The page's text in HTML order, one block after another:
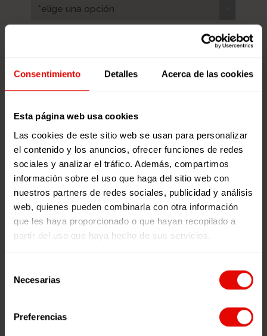
Consentimiento Detalles Acerca de las cookies
Esta página web usa cookies
Las cookies de este sitio web se usan para personalizar
el contenido y los anuncios, ofrecer funciones de redes
sociales y analizar el tráfico. Además, compartimos
información sobre el uso que haga del sitio web con
nuestros partners de redes sociales, publicidad y análisis
web, quienes pueden combinarla con otra información
que les haya proporcionado o que hayan recopilado a
partir del uso que haya hecho de sus servicios.
Necesarias
Preferencias
*elige una opción
*elige una opción
Año
*elige una opción
Idioma
*elige una opción